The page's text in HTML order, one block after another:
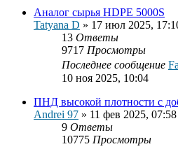
Аналог сырья HDPE 5000S
Tatyana D » 17 июл 2025,
13 Ответы
9717 Просмотры
Последнее сообщение
10 ноя 2025, 10:04
ПНД высокой плотности с
Andrei 97 » 11 фев 2025, 07:58
9 Ответы
10775 Просмотры